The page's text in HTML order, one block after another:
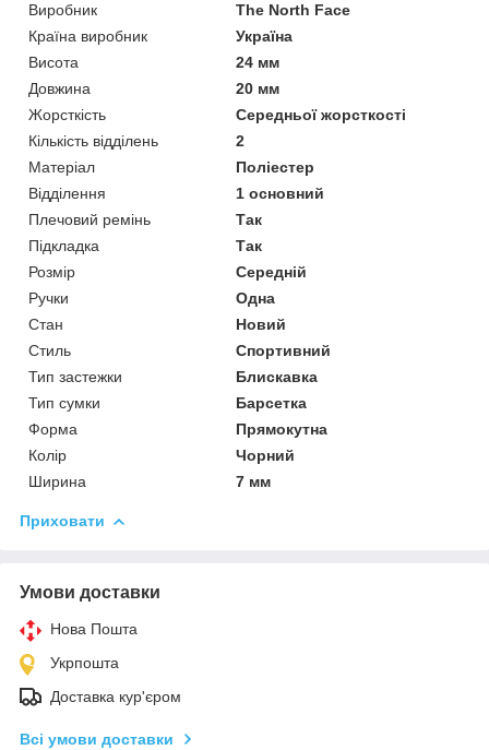
Виробник
The North Face
Країна виробник
Україна
Висота
24 мм
Довжина
20 мм
Жорсткість
Середньої жорсткості
Кількість відділень
2
Матеріал
Поліестер
Відділення
1 основний
Плечовий ремінь
Так
Підкладка
Так
Розмір
Середній
Ручки
Одна
Стан
Новий
Стиль
Спортивний
Тип застежки
Блискавка
Тип сумки
Барсетка
Форма
Прямокутна
Колір
Чорний
Ширина
7 мм
Приховати
Умови доставки
Нова Пошта
Укрпошта
Доставка кур'єром
Всі умови доставки